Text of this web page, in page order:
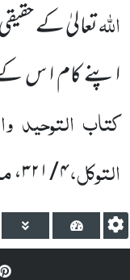
اللہتعالیٰ کے
اپنے کام ا س کے
کتاب التوحید
التوکل،۴ / ۳۲۱ ،